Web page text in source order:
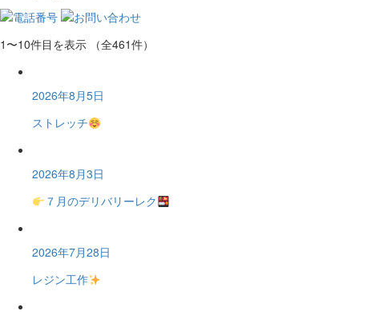
1〜10件目を表示 （全461件）
2026年8月5日
ストレッチ
2026年8月3日
７月のデリバリーレク
2026年7月28日
レジン工作